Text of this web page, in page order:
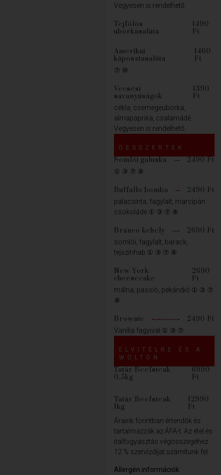
Vegyesen is rendelhető.
Tejfölös
uborkasaláta
1490
Ft
Amerikai
káposztasaláta
1460
Ft
⑦ ⑩
Vecsési
savanyúságok
1390
Ft
cékla, csemegeuborka,
almapaprika, csalamádé
Vegyesen is rendelhető.
DESSZERTEK
Somlói galuska 2490 Ft
① ③ ⑦ ⑧
Buffallo bomba 2490 Ft
palacsinta, fagylalt, marcipán
csokoládé ① ③ ⑦ ⑧
Branco kehely 2690 Ft
somlói, fagylalt, barack,
tejszínhab ① ③ ⑦ ⑧
New York
cheesecake
2690
Ft
málna, passió, pekándió ① ③ ⑦
⑧
Brownie 2490 Ft
Vanília fagyival ① ③ ⑦
ELVITELRE ÉS A
WOLTON
Tatár Beefsteak
0,5kg
6990
Ft
Tatár Beefsteak
1kg
12990
Ft
Áraink forintban értendők és
tartalmazzák az ÁFA-t. Az étel és
italfogyasztás végösszegéhez
12 % szervízdíjat számítunk fel.
Allergén információk: